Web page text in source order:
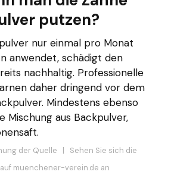
putzen?
nur einmal pro Monat
anwendet, schädigt den
nachhaltig. Professionelle
daher dringend vor dem
Mindestens ebenso
Mischung aus Backpulver,
der Quelle | Sehen Sie sich die
muenchener-verein.de an